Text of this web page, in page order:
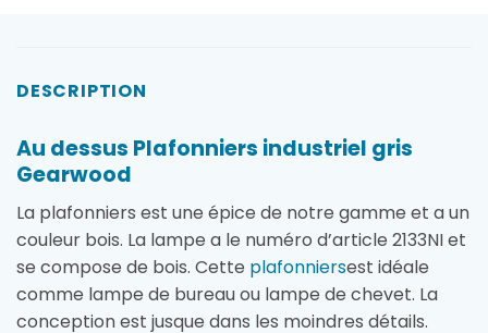
DESCRIPTION
Au dessus Plafonniers industriel gris
Gearwood
La plafonniers est une épice de notre gamme et a un
couleur bois. La lampe a le numéro d’article 2133NI et
se compose de bois. Cette plafonniersest idéale
comme lampe de bureau ou lampe de chevet. La
conception est jusque dans les moindres détails.